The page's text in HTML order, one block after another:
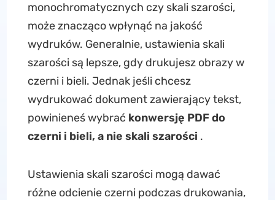
monochromatycznych czy skali szarości,
może znacząco wpłynąć na jakość
wydruków. Generalnie, ustawienia skali
szarości są lepsze, gdy drukujesz obrazy w
czerni i bieli. Jednak jeśli chcesz
wydrukować dokument zawierający tekst,
powinieneś wybrać konwersję PDF do
czerni i bieli, a nie skali szarości .
Ustawienia skali szarości mogą dawać
różne odcienie czerni podczas drukowania,